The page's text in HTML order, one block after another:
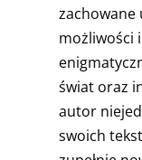
zachowane
możliwości
świat oraz
autor
swoich